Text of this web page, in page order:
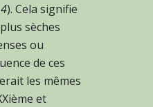
). Cela signifie
sèches
ou
de ces
les mêmes
et